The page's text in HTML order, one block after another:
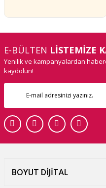
E-BÜLTEN LİSTEMİZE
Yenilik ve kampanyalardan
kaydolun!
BOYUT DİJİTAL